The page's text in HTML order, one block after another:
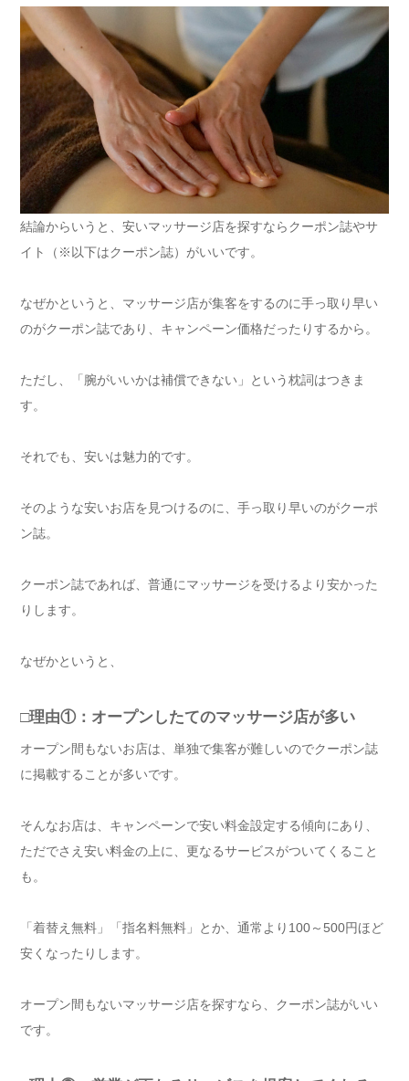
結論からいうと、安いマッサージ店を探すならクーポン誌やサ
イト（※以下はクーポン誌）がいいです。
なぜかというと、マッサージ店が集客をするのに手っ取り早い
のがクーポン誌であり、キャンペーン価格だったりするから。
ただし、「腕がいいかは補償できない」という枕詞はつきま
す。
それでも、安いは魅力的です。
そのような安いお店を見つけるのに、手っ取り早いのがクーポ
ン誌。
クーポン誌であれば、普通にマッサージを受けるより安かった
りします。
なぜかというと、
□理由①：オープンしたてのマッサージ店が多い
オープン間もないお店は、単独で集客が難しいのでクーポン誌
に掲載することが多いです。
そんなお店は、キャンペーンで安い料金設定する傾向にあり、
ただでさえ安い料金の上に、更なるサービスがついてくること
も。
「着替え無料」「指名料無料」とか、通常より100～500円ほど
安くなったりします。
オープン間もないマッサージ店を探すなら、クーポン誌がいい
です。